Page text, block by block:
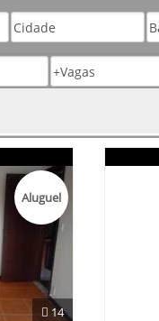
14
Aluguel